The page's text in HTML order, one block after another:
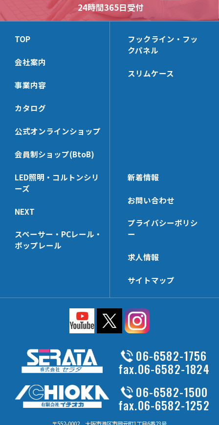
24時間365日受付
TOP
会社案内
事業内容
カタログ
公式オンラインショップ
会員制ショップ(BtoB)
フックライン・フッ
クパネル
スリムケース
LED照明・コルトンシリ
ーズ
NEXT
スペーサー・PCレール・
ポップレール
新着情報
お問い合わせ
プライバシーポリシ
ー
求人情報
サイトマップ
06-6582-1756
fax.06-6582-1824
06-6582-1500
fax.06-6582-1252